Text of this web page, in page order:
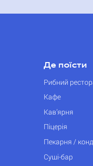
Де поїсти
Рибний
Кафе
Кав’ярня
Піцерія
Пекарня /
Суші-бар